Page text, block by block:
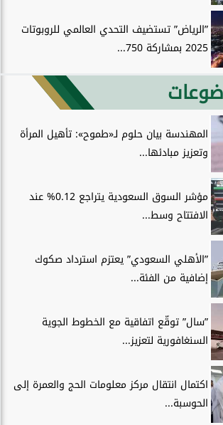
”الرياض” تستضيف التحدي العالمي للروبوتات
2025 بمشاركة 750...
المهندسة بيان حلوم لـ«طموح»: تأهيل المرأة
وتعزيز مبادئها...
مؤشر السوق السعودية يتراجع 0.12% عند
الافتتاح وسط...
”الأهلي السعودي” يعتزم استرداد صكوك
إضافية من الفئة...
”سال” توقّع اتفاقية مع الخطوط الجوية
السنغافورية لتعزيز...
اكتمال انتقال مركز معلومات الحج والعمرة إلى
الحوسبة...